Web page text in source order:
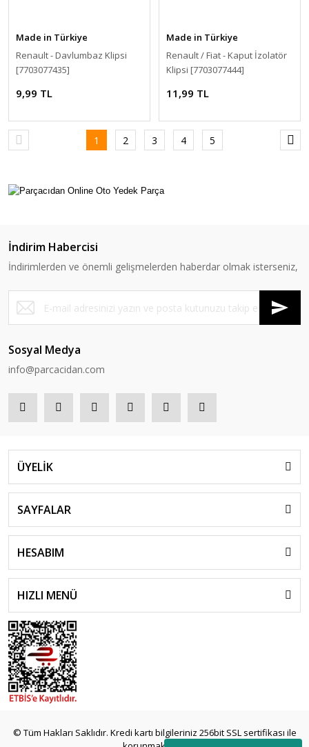
Made in Türkiye
Renault - Davlumbaz Klipsi
[7703077435]
9,99 TL
Made in Türkiye
Renault / Fiat - Kaput İzolatör
Klipsi [7703077444]
11,99 TL
1 2 3 4 5
İndirim Habercisi
İndirimlerden ve önemli gelişmelerden haberdar olmak isterseniz,
Sosyal Medya
info@parcacidan.com
ÜYELİK
SAYFALAR
HESABIM
HIZLI MENÜ
almanya
© Tüm Hakları Saklıdır. Kredi kartı bilgileriniz 256bit SSL sertifikası ile